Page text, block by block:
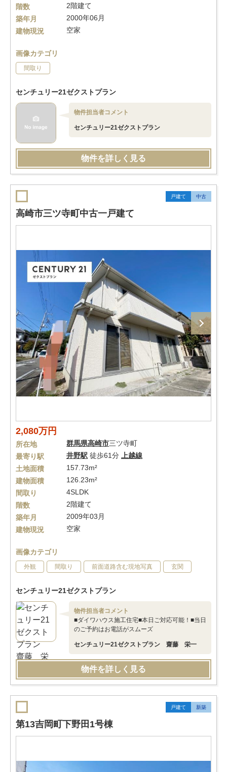
階数
2階建て
築年月
2000年06月
建物現況
空家
画像カテゴリ
間取り
センチュリー21ゼクストプラン
物件担当者コメント
センチュリー21ゼクストプラン
物件を詳しく見る
戸建て 中古
高崎市三ツ寺町中古一戸建て
2,080万円
所在地 群馬県高崎市三ツ寺町
最寄り駅
井野駅 徒歩61分
上越線
土地面積
157.73m²
建物面積
126.23m²
間取り
4SLDK
階数
2階建て
築年月
2009年03月
建物現況
空家
画像カテゴリ
外観 間取り 前面道路含む現地写真 玄関
センチュリー21ゼクストプラン
物件担当者コメント
■ダイワハウス施工住宅■本日ご対応可能！■当日
のご予約はお電話がスムーズ
センチュリー21ゼクストプラン 齋藤 栄一
物件を詳しく見る
戸建て 新築
第13吉岡町下野田1号棟